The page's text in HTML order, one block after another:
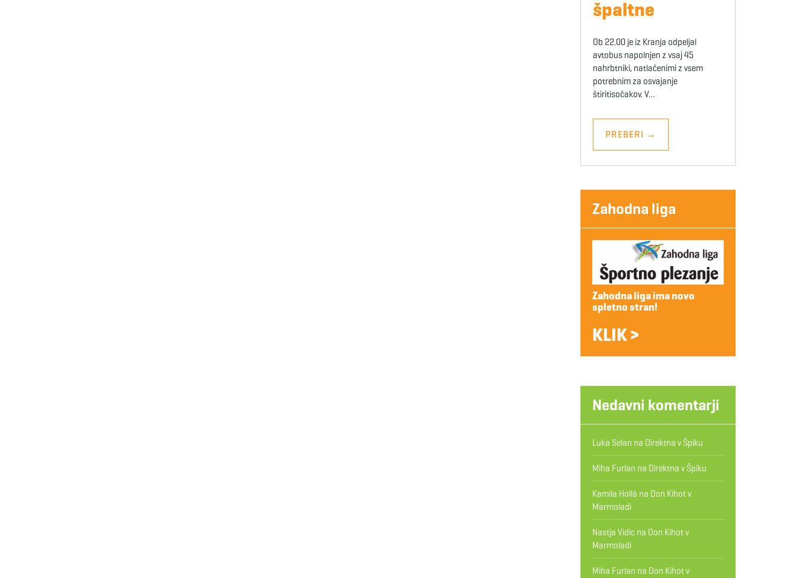
špaltne
Ob 22.00 je iz Kranja odpeljal
avtobus napolnjen z vsaj 45
nahrbtniki, natlačenimi z vsem
potrebnim za osvajanje
štiritisočakov. V…
PREBERI →
Zahodna liga
Zahodna liga ima novo
spletno stran!
KLIK >
Nedavni komentarji
Luka Selan na Direktna v Špiku
Miha Furlan na Direktna v Špiku
Kamila Hollá na Don Kihot v
Marmoladi
Nastja Vidicna Don Kihot v
Marmoladi
Miha Furlan na Don Kihot v